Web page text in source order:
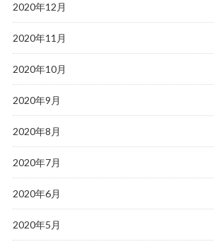
2020年12月
2020年11月
2020年10月
2020年9月
2020年8月
2020年7月
2020年6月
2020年5月